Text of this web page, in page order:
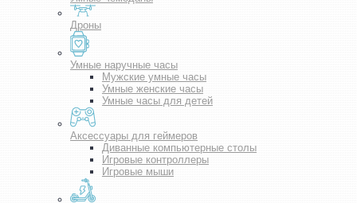
Дроны
Умные наручные часы
Мужские умные часы
Умные женские часы
Умные часы для детей
Аксессуары для геймеров
Диванные компьютерные столы
Игровые контроллеры
Игровые мыши